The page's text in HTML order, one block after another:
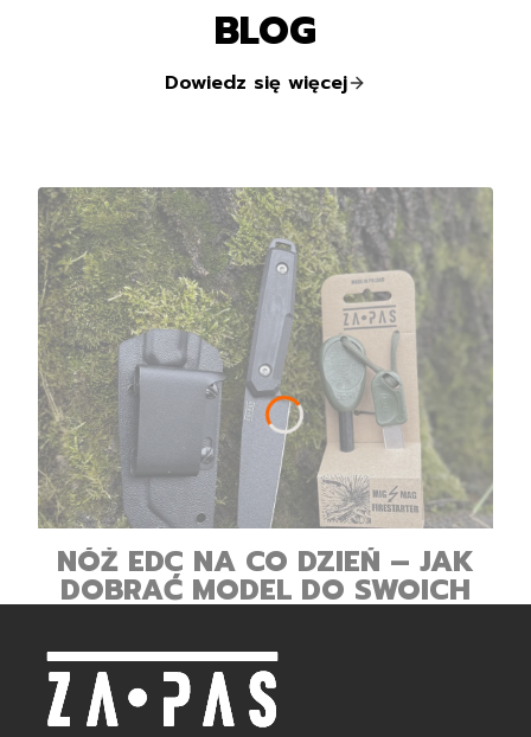
BLOG
Dowiedz się więcej
NÓŻ EDC NA CO DZIEŃ – JAK
DOBRAĆ MODEL DO SWOICH
POTRZEB